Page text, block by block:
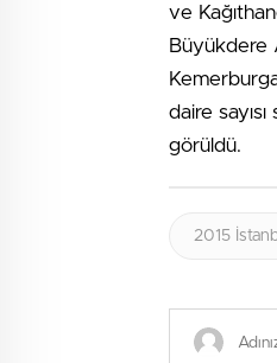
ve
Büyükdere
daire
görüldü.
2015